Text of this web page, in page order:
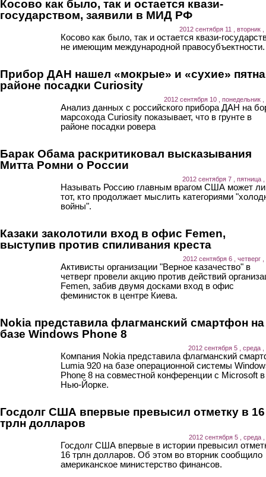
Косово как было, так и остается квази-
государством, заявили в МИД РФ
2012 сентября 11 , вторник ,
Косово как было, так и остается квази-
не имеющим международной правосубъектности.
Прибор ДАН нашел «мокрые» и «сухие»
районе посадки Curiosity
2012 сентября 10 , понедельник ,
Анализ данных с российского прибора ДАН на
марсохода Curiosity показывает, что в грунте в
районе посадки ровера
Барак Обама раскритиковал высказывания
Митта Ромни о России
2012 сентября 7 , пятница ,
Называть Россию главным врагом США может
тот, кто продолжает мыслить категориями
войны".
Казаки заколотили вход в офис Femen,
выступив против спиливания креста
2012 сентября 6 , четверг ,
Активисты организации "Верное казачество" в
четверг провели акцию против действий
Femen, забив двумя досками вход в офис
феминисток в центре Киева.
Nokia представила флагманский смартфон на
базе Windows Phone 8
2012 сентября 5 , среда ,
Компания Nokia представила флагманский
Lumia 920 на базе операционной системы
Phone 8 на совместной конференции с Microsoft в
Нью-Йорке.
Госдолг США впервые превысил отметку в 16
трлн долларов
2012 сентября 5 , среда ,
Госдолг США впервые в истории превысил
16 трлн долларов. Об этом во вторник сообщило
американское министерство финансов.